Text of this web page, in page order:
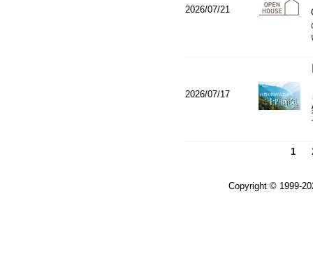
2026/07/21
2026/07/17
1
Copyright © 1999-